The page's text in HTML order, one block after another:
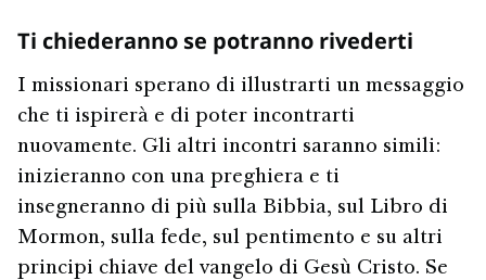
Ti chiederanno se potranno rivederti
I missionari sperano di illustrarti un messaggio
che ti ispirerà e di poter incontrarti
nuovamente. Gli altri incontri saranno simili:
inizieranno con una preghiera e ti
insegneranno di più sulla Bibbia, sul Libro di
Mormon, sulla fede, sul pentimento e su altri
principi chiave del vangelo di Gesù Cristo. Se